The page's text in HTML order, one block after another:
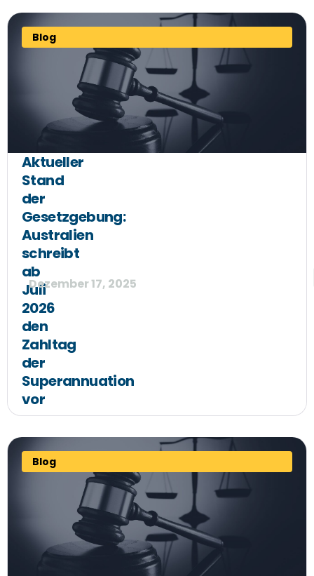
Blog
Aktueller
Stand
der
Gesetzgebung:
Australien
schreibt
ab
Juli
2026
den
Zahltag
der
Superannuation
vor
Dezember 17, 2025
Blog